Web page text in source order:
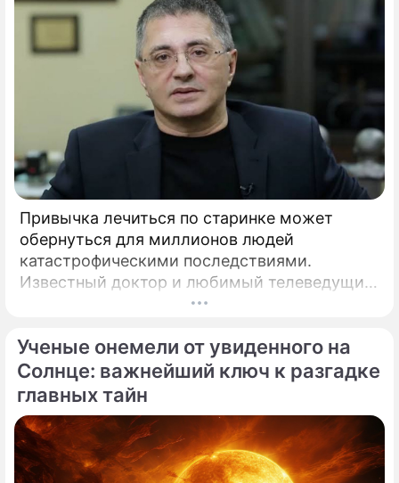
Привычка лечиться по старинке может
обернуться для миллионов людей
катастрофическими последствиями.
Известный доктор и любимый телеведущий
миллионов Александр Мясников обратил
мировой медицине, который буквально
перечеркнул все наши прошлые
представления о здоровье.
Ученые онемели от увиденного на
Солнце: важнейший ключ к разгадке
главных тайн